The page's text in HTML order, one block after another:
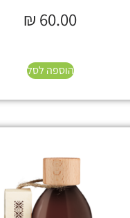
₪ 60.00
הוספה לסל